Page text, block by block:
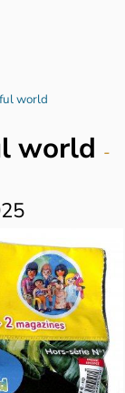
world
world -